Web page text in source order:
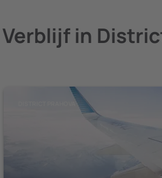
Verblijf in